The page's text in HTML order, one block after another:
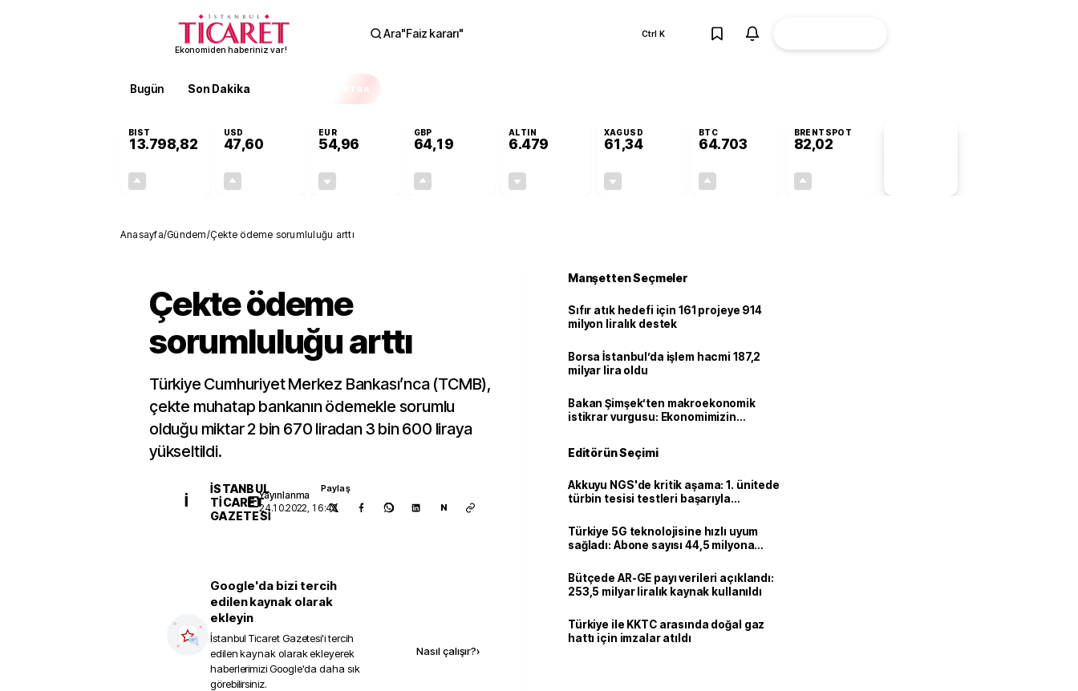
Ekonomiden haberiniz var!
Ara"Faiz kararı" Ctrl K
Bugün Son Dakika EKSTRA
BIST
13.798,82
USD
47,60
EUR
54,96
GBP
64,19
ALTIN
6.479
XAGUSD
61,34
BTC
64.703
BRENTSPOT
82,02
Anasayfa/Gündem/Çekte ödeme sorumluluğu arttı
Çekte ödeme
sorumluluğu arttı
Türkiye Cumhuriyet Merkez Bankası’nca (TCMB),
çekte muhatap bankanın ödemekle sorumlu
olduğu miktar 2 bin 670 liradan 3 bin 600 liraya
yükseltildi.
İ
İSTANBUL
TICARET
GAZETESI
Yayınlanma
24.10.2022, 16:43
Paylaş
N
Google'da bizi tercih
edilen kaynak olarak
ekleyin
İstanbul Ticaret Gazetesi'i tercih
edilen kaynak olarak ekleyerek
haberlerimizi Google'da daha sık
görebilirsiniz.
Nasıl çalışır?›
Manşetten Seçmeler
Sıfır atık hedefi için 161 projeye 914
milyon liralık destek
Borsa İstanbul’da işlem hacmi 187,2
milyar lira oldu
Bakan Şimşek’ten makroekonomik
istikrar vurgusu: Ekonomimizin
Editörün Seçimi
Akkuyu NGS'de kritik aşama: 1. ünitede
türbin tesisi testleri başarıyla
Türkiye 5G teknolojisine hızlı uyum
sağladı: Abone sayısı 44,5 milyona
Bütçede AR-GE payı verileri açıklandı:
253,5 milyar liralık kaynak kullanıldı
Türkiye ile KKTC arasında doğal gaz
hattı için imzalar atıldı